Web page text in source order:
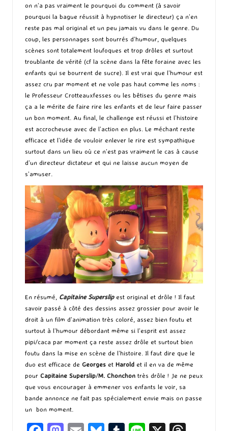
on n’a pas vraiment le pourquoi du comment (à savoir
pourquoi la bague réussit à hypnotiser le directeur) ça n’en
reste pas mal original et un peu jamais vu dans le genre. Du
coup, les personnages sont bourrés d’humour, quelques
scènes sont totalement loufoques et trop drôles et surtout
troublante de vérité (cf la scène dans la fête foraine avec les
enfants qui se bourrent de sucre). Il est vrai que l’humour est
assez cru par moment et ne vole pas haut comme les noms :
le Professeur Crotteauxfesses ou les bêtises du genre mais
ça a le mérite de faire rire les enfants et de leur faire passer
un bon moment. Au final, le challenge est réussi et l’histoire
est accrocheuse avec de l’action en plus. Le méchant reste
efficace et l’idée de vouloir enlever le rire est sympathique
surtout dans un lieu où ce n’est pas vraiment le cas à cause
d’un directeur dictateur et qui ne laisse aucun moyen de
s’amuser.
En résumé, Capitaine Superslipest original et drôle ! Il faut
savoir passé à côté des dessins assez grossier pour avoir le
droit à un film d’animation très coloré, assez bien foutu et
surtout à l’humour débordant même si l’esprit est assez
pipi/caca par moment ça reste assez drôle et surtout bien
foutu dans la mise en scène de l’histoire. Il faut dire que le
duo est efficace de Georges et Harold et il en va de même
pour Capitaine Superslip/M. Chonchon très drôle ! Je ne peux
que vous encourager à emmener vos enfants le voir, sa
bande annonce ne fait pas spécialement envie mais on passe
un bon moment.